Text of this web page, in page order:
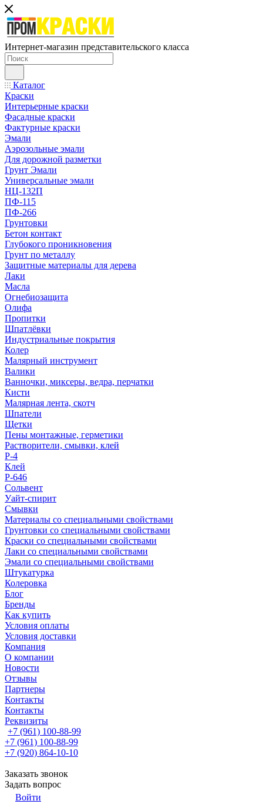
Интернет-магазин представительского класса
Каталог
Краски
Интерьерные краски
Фасадные краски
Фактурные краски
Эмали
Аэрозольные эмали
Для дорожной разметки
Грунт Эмали
Универсальные эмали
НЦ-132П
ПФ-115
ПФ-266
Грунтовки
Бетон контакт
Глубокого проникновения
Грунт по металлу
Защитные материалы для дерева
Лаки
Масла
Огнебиозащита
Олифа
Пропитки
Шпатлёвки
Индустриальные покрытия
Колер
Малярный инструмент
Валики
Ванночки, миксеры, ведра, перчатки
Кисти
Малярная лента, скотч
Шпатели
Щетки
Пены монтажные, герметики
Растворители, смывки, клей
Р-4
Клей
Р-646
Сольвент
Уайт-спирит
Смывки
Материалы со специальными свойствами
Грунтовки со специальными свойствами
Краски со специальными свойствами
Лаки со специальными свойствами
Эмали со специальными свойствами
Штукатурка
Колеровка
Блог
Бренды
Как купить
Условия оплаты
Условия доставки
Компания
О компании
Новости
Отзывы
Партнеры
Контакты
Контакты
Реквизиты
+7 (961) 100-88-99
+7 (961) 100-88-99
+7 (920) 864-10-10
Заказать звонок
Задать вопрос
Войти